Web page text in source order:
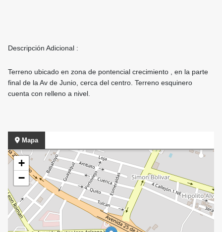
Descripción Adicional :
Terreno ubicado en zona de pontencial crecimiento , en la parte
final de la Av de Junio, cerca del centro. Terreno esquinero
cuenta con relleno a nivel.
Mapa
+
−